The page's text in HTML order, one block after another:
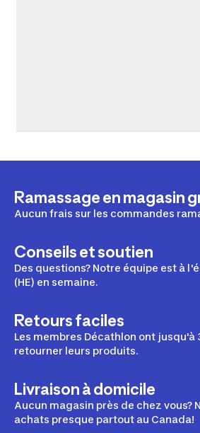
Ramassage en magasin
Aucun frais sur les commandes
Conseils et soutien
Des questions? Notre équipe est à
(HE) en semaine.
Retours faciles
Les membres Décathlon ont jusqu'à
retourner leurs produits.
Livraison à domicile
Aucun magasin près de chez vous?
achats presque partout au Canada!